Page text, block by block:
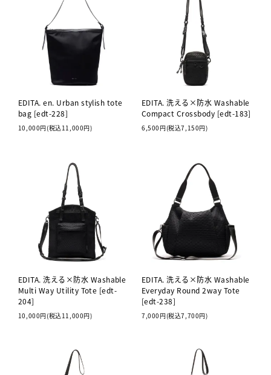
EDITA. en. Urban stylish tote
bag [edt-228]
10,000円(税込11,000円)
EDITA. 洗える×防水 Washable
Compact Crossbody [edt-183]
6,500円(税込7,150円)
EDITA. 洗える×防水 Washable
Multi Way Utility Tote [edt-
204]
10,000円(税込11,000円)
EDITA. 洗える×防水 Washable
Everyday Round 2way Tote
[edt-238]
7,000円(税込7,700円)